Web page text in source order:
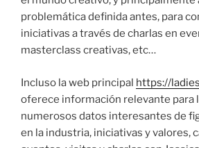
problemática definida antes, para
iniciativas a través de charlas en
masterclass creativas, etc…
Incluso la web principal https://
oferece información relevante para
numerosos datos interesantes de
en la industria, iniciativas y valores,